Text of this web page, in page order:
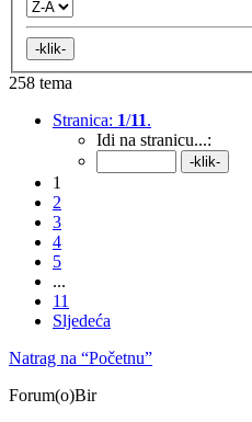
258 tema
Stranica: 1/11.
Idi na stranicu...:
1
2
3
4
5
...
11
Sljedeća
Natrag na “Početnu”
Forum(o)Bir